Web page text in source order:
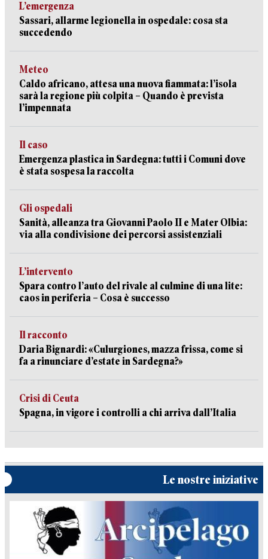
L’emergenza
Sassari, allarme legionella in ospedale: cosa sta
succedendo
Meteo
Caldo africano, attesa una nuova fiammata: l’isola
sarà la regione più colpita – Quando è prevista
l’impennata
Il caso
Emergenza plastica in Sardegna: tutti i Comuni dove
è stata sospesa la raccolta
Gli ospedali
Sanità, alleanza tra Giovanni Paolo II e Mater Olbia:
via alla condivisione dei percorsi assistenziali
L’intervento
Spara contro l’auto del rivale al culmine di una lite:
caos in periferia – Cosa è successo
Il racconto
Daria Bignardi: «Culurgiones, mazza frissa, come si
fa a rinunciare d’estate in Sardegna?»
Crisi di Ceuta
Spagna, in vigore i controlli a chi arriva dall’Italia
Le nostre iniziative